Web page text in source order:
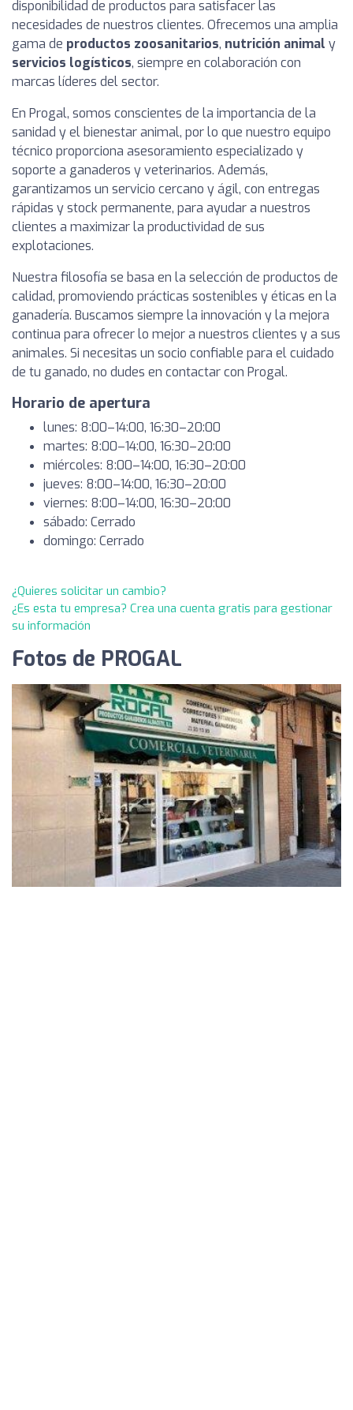
disponibilidad de productos para satisfacer las
necesidades de nuestros clientes. Ofrecemos una amplia
gama de productos zoosanitarios, nutrición animal y
servicios logísticos, siempre en colaboración con
marcas líderes del sector.
En Progal, somos conscientes de la importancia de la
sanidad y el bienestar animal, por lo que nuestro equipo
técnico proporciona asesoramiento especializado y
soporte a ganaderos y veterinarios. Además,
garantizamos un servicio cercano y ágil, con entregas
rápidas y stock permanente, para ayudar a nuestros
clientes a maximizar la productividad de sus
explotaciones.
Nuestra filosofía se basa en la selección de productos de
calidad, promoviendo prácticas sostenibles y éticas en la
ganadería. Buscamos siempre la innovación y la mejora
continua para ofrecer lo mejor a nuestros clientes y a sus
animales. Si necesitas un socio confiable para el cuidado
de tu ganado, no dudes en contactar con Progal.
Horario de apertura
lunes: 8:00–14:00, 16:30–20:00
martes: 8:00–14:00, 16:30–20:00
miércoles: 8:00–14:00, 16:30–20:00
jueves: 8:00–14:00, 16:30–20:00
viernes: 8:00–14:00, 16:30–20:00
sábado: Cerrado
domingo: Cerrado
¿Quieres solicitar un cambio?
¿Es esta tu empresa? Crea una cuenta gratis para gestionar
su información
Fotos de PROGAL